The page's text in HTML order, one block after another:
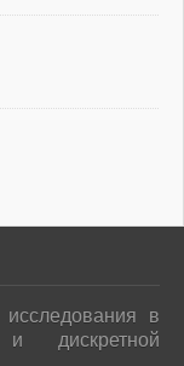
в
дискретной